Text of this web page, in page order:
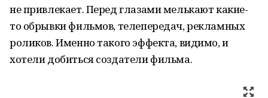
не привлекает. Перед глазами мелькают какие-
то обрывки фильмов, телепередач, рекламных
роликов. Именно такого эффекта, видимо, и
хотели добиться создатели фильма.